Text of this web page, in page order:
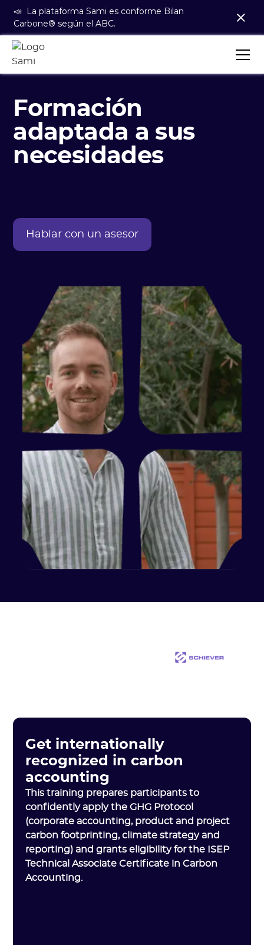
📣 La plataforma Sami es conforme Bilan
Carbone® según el ABC.
Formación
adaptada a sus
necesidades
Hablar con un asesor
Get internationally
recognized in carbon
accounting
This training prepares participants to
confidently apply the GHG Protocol
(corporate accounting, product and project
carbon footprinting, climate strategy and
reporting) and grants eligibility for the ISEP
Technical Associate Certificate in Carbon
Accounting.